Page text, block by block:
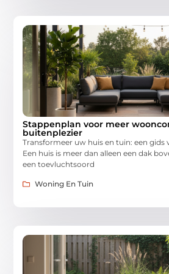
Stappenplan voor meer
buitenplezier
Transformeer uw huis en tuin: een
Een huis is meer dan alleen een dak
een toevluchtsoord
Woning En Tuin